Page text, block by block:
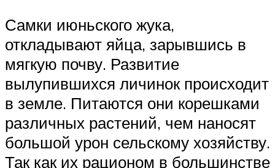
Самки июньского жука,
откладывают яйца, зарывшись в
мягкую почву. Развитие
вылупившихся личинок происходит
в земле. Питаются они корешками
различных растений, чем наносят
большой урон сельскому хозяйству.
Так как их рационом в большинстве